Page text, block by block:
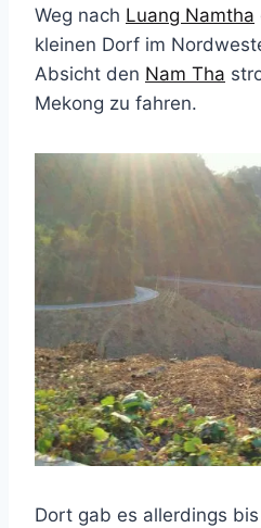
Weg nach Luang Namtha
kleinen Dorf im
Absicht den Nam Tha
Mekong zu fahren.
Dort gab es allerdings